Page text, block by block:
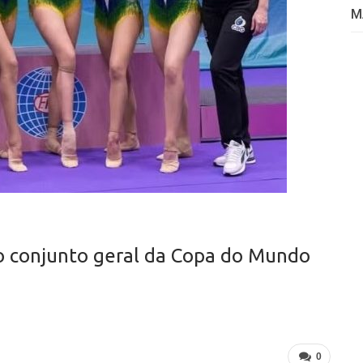
geral da Copa do Mundo
0